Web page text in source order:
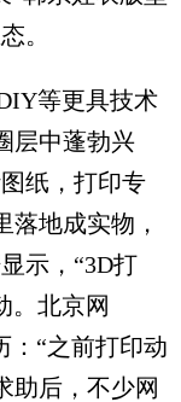
。
等更具技术
层中蓬勃兴
纸，打印专
落地成实物，
示，“3D打
。北京网
：“之前打印动
助后，不少网